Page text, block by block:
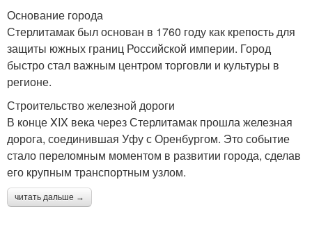
Основание города
Стерлитамак был основан в 1760 году как крепость для
защиты южных границ Российской империи. Город
быстро стал важным центром торговли и культуры в
регионе.
Строительство железной дороги
В конце XIX века через Стерлитамак прошла железная
дорога, соединившая Уфу с Оренбургом. Это событие
стало переломным моментом в развитии города, сделав
его крупным транспортным узлом.
читать дальше →